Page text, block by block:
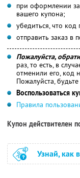
при оформлении
вашего купона;
убедиться, что
отправить заказ в
Пожалуйста,
раз, то есть, в
отменили его, код
Пожалуйста,
Воспользоваться
Правила
Купон действителен
Узнай, как